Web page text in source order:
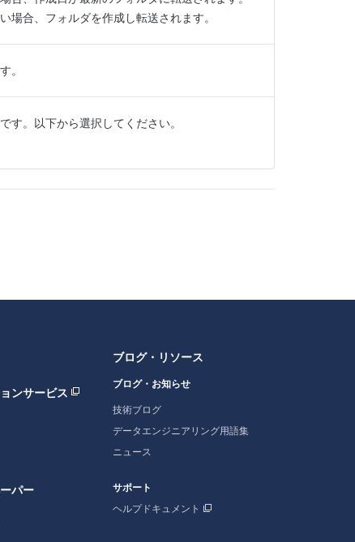
場合、フォルダを作成し転送されます。
。
す。以下から選択してください。
ンサービス
パー
ブログ・リソース
ブログ・お知らせ
技術ブログ
データエンジニアリング用語集
ニュース
サポート
ヘルプドキュメント